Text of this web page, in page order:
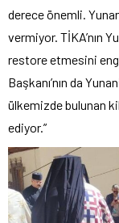
derece önemli.
vermiyor. TİKA’nın
restore etmesini
Başkanı’nın da
ülkemizde bulunan
ediyor.”